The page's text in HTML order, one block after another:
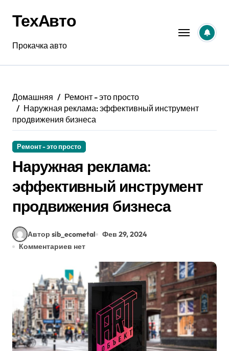
содержанию
ТехАвто
Прокачка авто
Домашняя
Ремонт - это просто
Наружная реклама: эффективный инструмент
продвижения бизнеса
Ремонт - это просто
Наружная реклама:
эффективный инструмент
продвижения бизнеса
Автор sib_ecometal
Фев 29, 2024
Комментариев нет